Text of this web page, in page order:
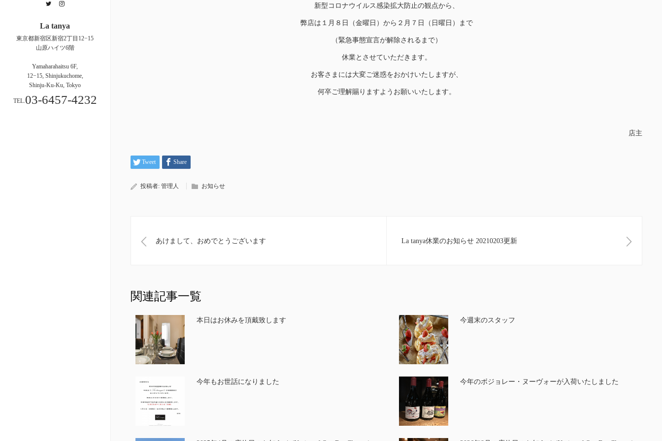
Twitter
La tanya
東京都新宿区新宿2丁目12−15
山原ハイツ6階
Yamaharahaitsu 6F,
12−15, Shinjukuchome,
Shinju-Ku-Ku, Tokyo
TEL. 03-6457-4232
新型コロナウイルス感染拡大防止の観点から、
弊店は１月８日（金曜日）から２月７日（日曜日）まで
（緊急事態宣言が解除されるまで）
休業とさせていただきます。
お客さまには大変ご迷惑をおかけいたしますが、
何卒ご理解賜りますようお願いいたします。
店主
Tweet Share
投稿者: 管理人 お知らせ
あけまして、おめでとうございます La tanya休業のお知らせ 20210203更新
関連記事一覧
本日はお休みを頂戴致します 今週末のスタッフ
今年もお世話になりました 今年のボジョレー・ヌーヴォーが入荷いたしました